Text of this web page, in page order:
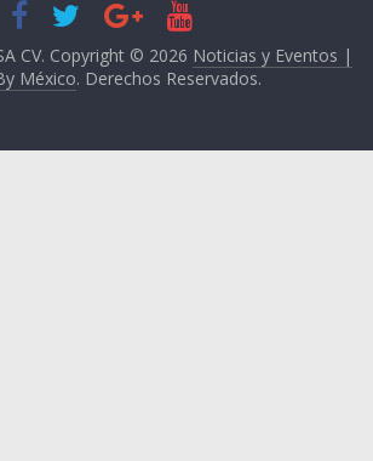
CV. Copyright © 2026 Noticias y Eventos |
México. Derechos Reservados.